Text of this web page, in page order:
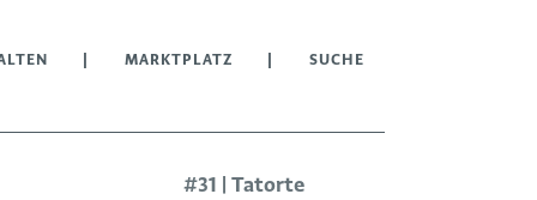
MARKTPLATZ SUCHE
#31 | Tatorte